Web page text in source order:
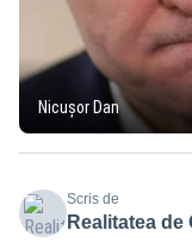
Nicușor Dan
Scris de
Realitatea de